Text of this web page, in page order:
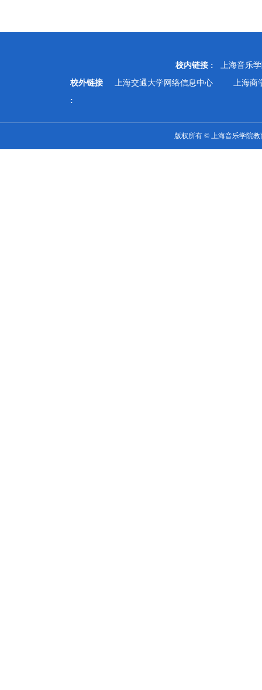
校内链接 :
上海音乐
校外链接
:
上海交通大学网络信息中心 上海商
版权所有 © 上海音乐学院